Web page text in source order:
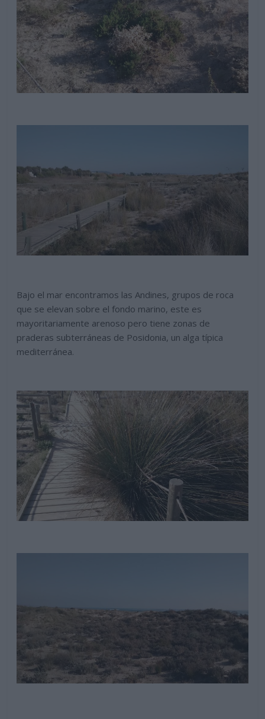
Bajo el mar encontramos las Andines, grupos de roca
que se elevan sobre el fondo marino, este es
mayoritariamente arenoso pero tiene zonas de
praderas subterráneas de Posidonia, un alga típica
mediterránea.